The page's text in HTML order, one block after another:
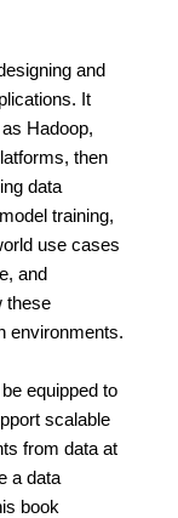
and
It
Hadoop,
then
data
training,
use cases
and
these
environments.
equipped to
scalable
from data at
a data
book